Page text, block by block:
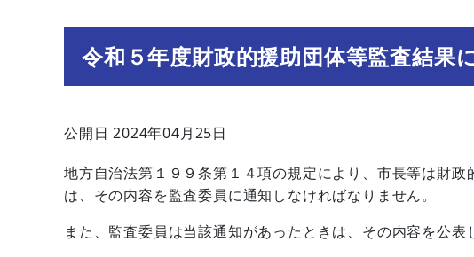
令和５年度財政的援助団体等監査結果
公開日 2024年04月25日
地方自治法第１９９条第１４項の規定により、市長等は財
は、その内容を監査委員に通知しなければなりません。
また、監査委員は当該通知があったときは、その内容を公表